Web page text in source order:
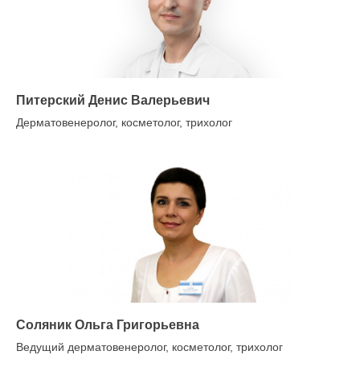
Питерский Денис Валерьевич
Дерматовенеролог, косметолог, трихолог
Соляник Ольга Григорьевна
Ведущий дерматовенеролог, косметолог, трихолог